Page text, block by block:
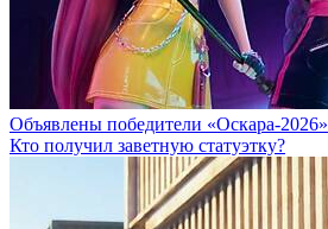
Объявлены победители «Оскара-2026»
Кто получил заветную статуэтку?